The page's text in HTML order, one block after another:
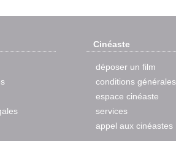
Cinéaste
déposer un film
conditions générales
espace cinéaste
services
appel aux cinéastes